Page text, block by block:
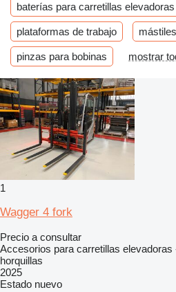
baterías para carretillas elevadoras
plataformas de trabajo
pinzas para bobinas mostrar
1
Wagger 4 fork
Precio a consultar
Accesorios para carretillas elevadoras
horquillas
2025
Estado nuevo